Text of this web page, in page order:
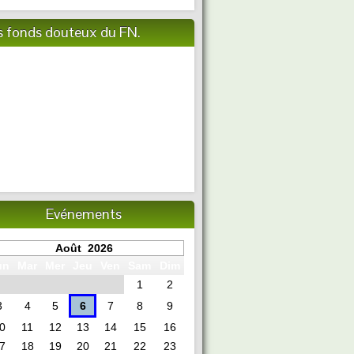
fonds douteux du FN.
Evénements
Août 2026
1
2
4 5 6 7 8
9
11 12 13 14 15
16
18 19 20 21 22
23